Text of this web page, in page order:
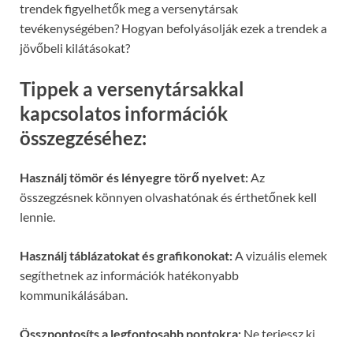
trendek figyelhetők meg a versenytársak
tevékenységében? Hogyan befolyásolják ezek a trendek a
jövőbeli kilátásokat?
Tippek a versenytársakkal
kapcsolatos információk
összegzéséhez:
Használj tömör és lényegre törő nyelvet: Az
összegzésnek könnyen olvashatónak és érthetőnek kell
lennie.
Használj táblázatokat és grafikonokat: A vizuális elemek
segíthetnek az információk hatékonyabb
kommunikálásában.
Összpontosíts a legfontosabb pontokra: Ne terjessz ki